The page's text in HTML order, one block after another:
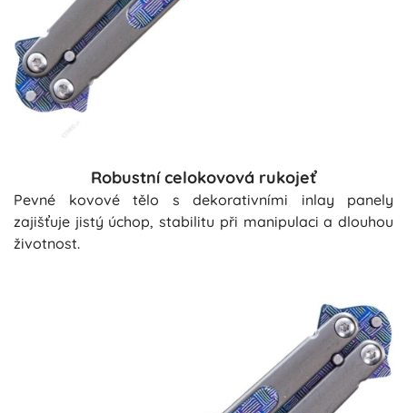
Robustní celokovová rukojeť
Pevné kovové tělo s dekorativními inlay panely
zajišťuje jistý úchop, stabilitu při manipulaci a dlouhou
životnost.